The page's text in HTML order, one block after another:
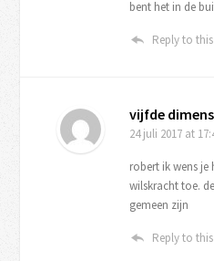
bent het in de
Reply to
vijfde
24 juli 2017 at
robert ik wens je
wilskracht toe.
gemeen zijn
Reply to